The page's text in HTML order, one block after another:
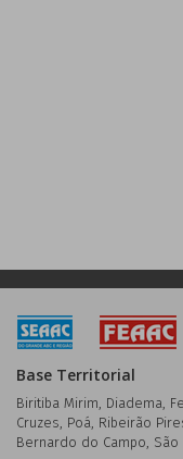
Base Territorial
Biritiba Mirim, Diadema,
Cruzes, Poá, Ribeirão
Bernardo do Campo,